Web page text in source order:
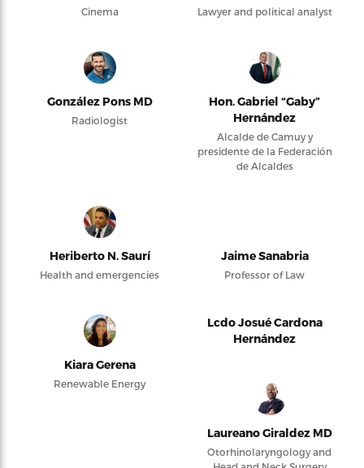
Cinema Lawyer and political analyst
González Pons MD
Radiologist
Hon. Gabriel “Gaby”
Hernández
Alcalde de Camuy y
presidente de la Federación
de Alcaldes
Heriberto N. Saurí
Health and emergencies
Jaime Sanabria
Professor of Law
Kiara Gerena
Renewable Energy
Lcdo Josué Cardona
Hernández
Laureano Giraldez MD
Otorhinolaryngology and